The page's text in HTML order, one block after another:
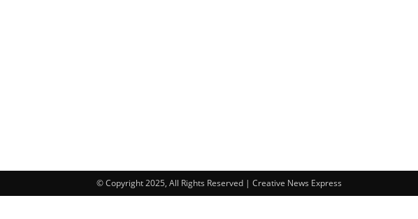
© Copyright 2025, All Rights Reserved | Creative News Express